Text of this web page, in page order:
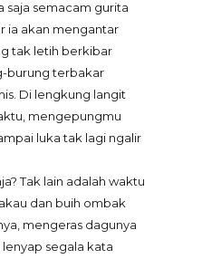
saja semacam gurita
ia akan mengantar
tak letih berkibar
burung terbakar
Di lengkung langit
mengepungmu
luka tak lagi ngalir
Tak lain adalah waktu
dan buih ombak
mengeras dagunya
segala kata